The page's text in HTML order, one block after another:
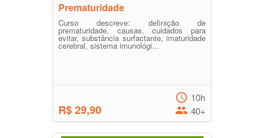
Prematuridade
Curso descreve: definição de
prematuridade, causas, cuidados para
evitar, substância surfactante, imaturidade
cerebral, sistema imunológi...
R$ 29,90
10h
40+